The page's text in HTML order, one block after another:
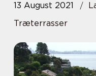
13 August 2021
Træterrasser